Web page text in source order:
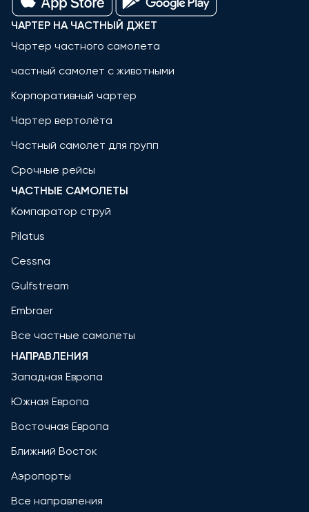
ЧАРТЕР НА ЧАСТНЫЙ ДЖЕТ
Чартер частного самолета
частный самолет с животными
Корпоративный чартер
Чартер вертолёта
Частный самолет для групп
Срочные рейсы
ЧАСТНЫЕ САМОЛЕТЫ
Компаратор струй
Pilatus
Cessna
Gulfstream
Embraer
Все частные самолеты
НАПРАВЛЕНИЯ
Западная Европа
Южная Европа
Восточная Европа
Ближний Восток
Аэропорты
Все направления